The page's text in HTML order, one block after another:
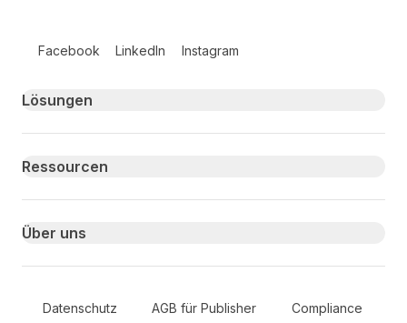
Facebook LinkedIn Instagram
Primary footer navigation
Lösungen
Ressourcen
Über uns
Secondary Footer Navigation
Datenschutz AGB für Publisher Compliance